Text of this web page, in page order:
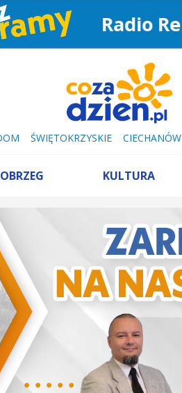
Radio Rekord
ŚWIĘTOKRZYSKIE CIECHANÓW
KULTURA